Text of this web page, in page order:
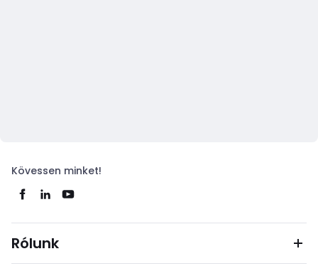
Kövessen minket!
Rólunk